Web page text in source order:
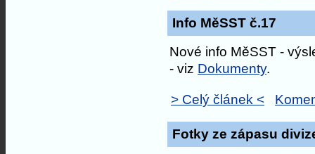
Info MěSST č.17
Nové info MěSST -
- viz Dokumenty.
> Celý článek <
Fotky ze zápasu